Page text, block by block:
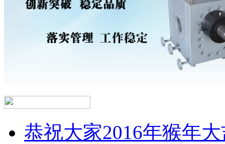
恭祝大家2016年猴年